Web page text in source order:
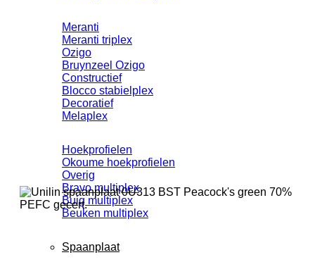
Meranti
Meranti triplex
Ozigo
Bruynzeel Ozigo
Constructief
Blocco stabielplex
Decoratief
Melaplex
Hoekprofielen
Okoume hoekprofielen
Overig
Bravo multiplex
Buig multiplex
Beuken multiplex
Spaanplaat